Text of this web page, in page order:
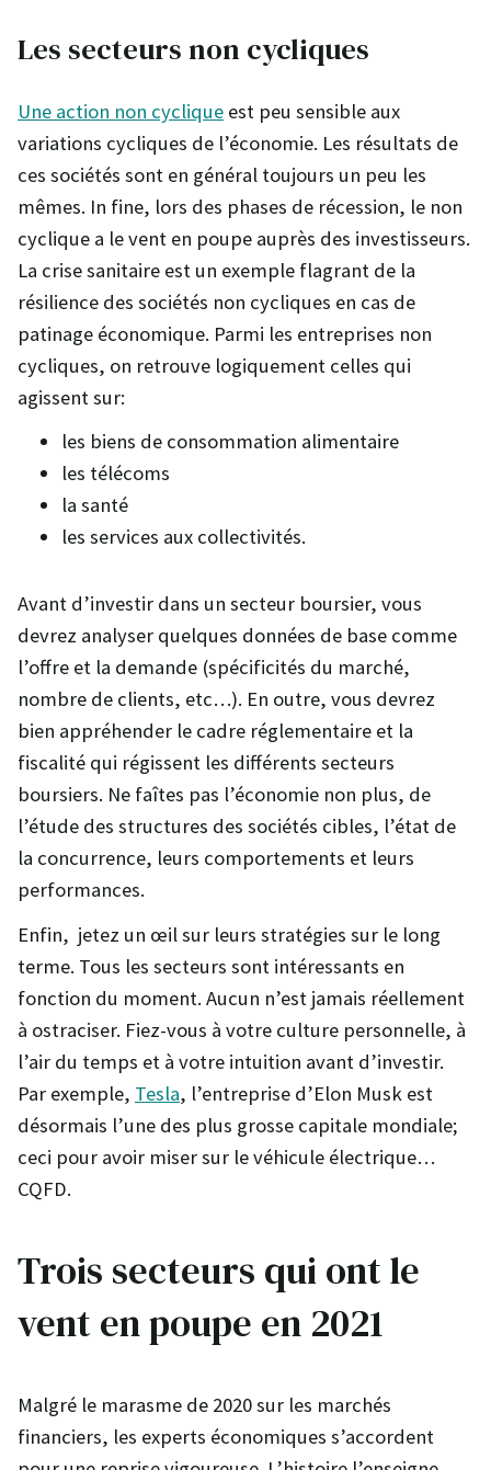
Les secteurs non cycliques
Une action non cyclique est peu sensible aux
variations cycliques de l’économie. Les résultats de
ces sociétés sont en général toujours un peu les
mêmes. In fine, lors des phases de récession, le non
cyclique a le vent en poupe auprès des investisseurs.
La crise sanitaire est un exemple flagrant de la
résilience des sociétés non cycliques en cas de
patinage économique. Parmi les entreprises non
cycliques, on retrouve logiquement celles qui
agissent sur:
les biens de consommation alimentaire
les télécoms
la santé
les services aux collectivités.
Avant d’investir dans un secteur boursier, vous
devrez analyser quelques données de base comme
l’offre et la demande (spécificités du marché,
nombre de clients, etc…). En outre, vous devrez
bien appréhender le cadre réglementaire et la
fiscalité qui régissent les différents secteurs
boursiers. Ne faîtes pas l’économie non plus, de
l’étude des structures des sociétés cibles, l’état de
la concurrence, leurs comportements et leurs
performances.
Enfin, jetez un œil sur leurs stratégies sur le long
terme. Tous les secteurs sont intéressants en
fonction du moment. Aucun n’est jamais réellement
à ostraciser. Fiez-vous à votre culture personnelle, à
l’air du temps et à votre intuition avant d’investir.
Par exemple, Tesla, l’entreprise d’Elon Musk est
désormais l’une des plus grosse capitale mondiale;
ceci pour avoir miser sur le véhicule électrique…
CQFD.
Trois secteurs qui ont le
vent en poupe en 2021
Malgré le marasme de 2020 sur les marchés
financiers, les experts économiques s’accordent